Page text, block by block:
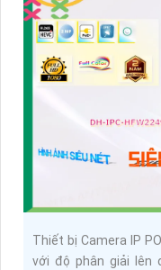
Thiết bị Camera IP
với độ phân giải lên